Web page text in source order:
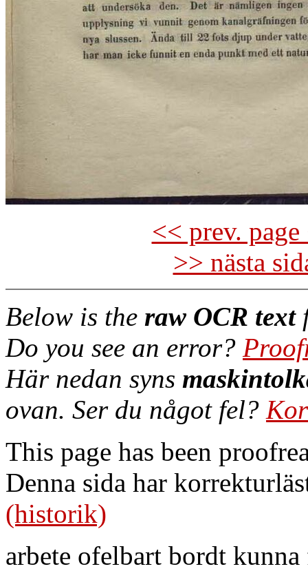
<< prev.
>> nästa
Below is the raw OCR text
Do you see an error?
Här nedan syns
ovan. Ser du något fel?
This page has been
Denna sida har
(historik)
arbete ofelbart bordt